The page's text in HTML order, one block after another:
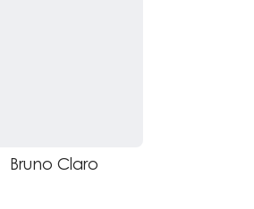
Bruno Claro